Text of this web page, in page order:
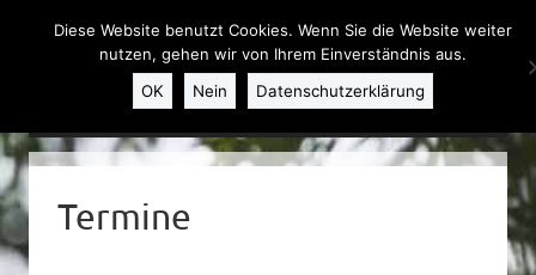
Weiter zum Inhalt
MENU
Termine
Diese Website benutzt Cookies. Wenn Sie die Website weiter
nutzen, gehen wir von Ihrem Einverständnis aus.
OK
Nein Datenschutzerklärung